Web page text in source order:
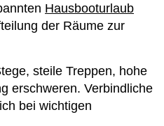
Hausbooturlaub
der Räume zur
steile Treppen, hohe
erschweren. Verbindliche
bei wichtigen